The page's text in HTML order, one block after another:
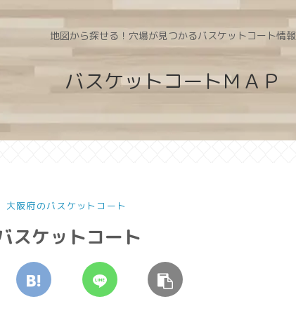
地図から探せる！穴場が見つかるバスケットコート情報
バスケットコートＭＡＰ
大阪府のバスケットコート
スケットコート